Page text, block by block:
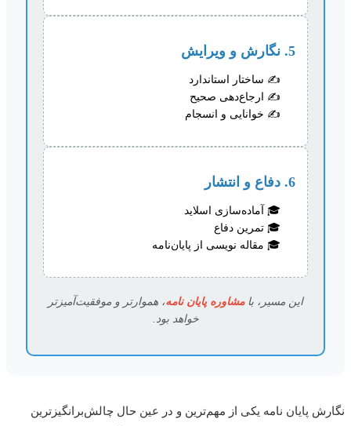
ساختار استاندارد
ارجاع‌دهی صحیح
خوانایی و انسجام
آماده‌سازی اسلاید
تمرین دفاع
مقاله نویسی از پایان‌نامه
این مسیر، بامشاوره پایان نامه، هموارتر و موفقیت‌آمیزتر
خواهد بود.
پایان نامه یکی از مهم‌ترین و در عین حال چالش‌برانگیزترین